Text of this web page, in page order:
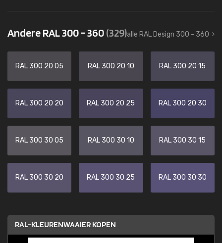
Andere RAL 300 - 360(329)alle RAL Design 300 - 360
RAL 300 20 05 RAL 300 20 10 RAL 300 20 15
RAL 300 20 20 RAL 300 20 25 RAL 300 20 30
RAL 300 30 05 RAL 300 30 10 RAL 300 30 15
RAL 300 30 20 RAL 300 30 25 RAL 300 30 30
RAL-KLEURENWAAIER KOPEN